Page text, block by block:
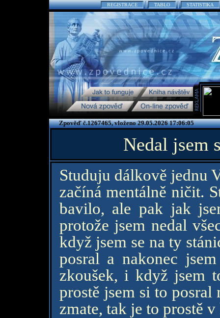
REGISTRACE TABLO STATISTIKA
Zpověď č.1267465, vloženo 29.05.2026 17:06:05
Nedal jsem
Studuju dálkově jednu
začíná mentálně ničit.
bavilo, ale pak jak
protože jsem nedal
když jsem se na ty
posral a nakonec
zkoušek, i když jsem
prostě jsem si to
zmate, tak je to prostě